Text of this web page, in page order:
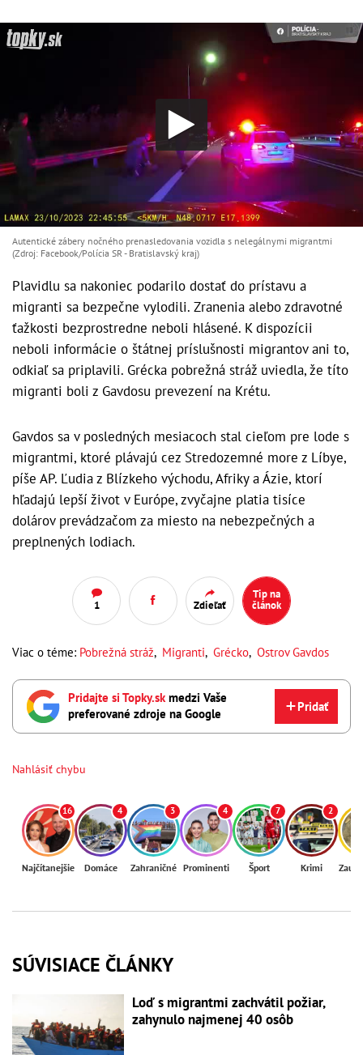
Autentické zábery nočného prenasledovania vozidla s nelegálnymi migrantmi
(Zdroj: Facebook/Polícia SR - Bratislavský kraj)
Plavidlu sa nakoniec podarilo dostať do prístavu a
migranti sa bezpečne vylodili. Zranenia alebo zdravotné
ťažkosti bezprostredne neboli hlásené. K dispozícii
neboli informácie o štátnej príslušnosti migrantov ani to,
odkiaľ sa priplavili. Grécka pobrežná stráž uviedla, že títo
migranti boli z Gavdosu prevezení na Krétu.
Gavdos sa v posledných mesiacoch stal cieľom pre lode s
migrantmi, ktoré plávajú cez Stredozemné more z Líbye,
píše AP. Ľudia z Blízkeho východu, Afriky a Ázie, ktorí
hľadajú lepší život v Európe, zvyčajne platia tisíce
dolárov prevádzačom za miesto na nebezpečných a
preplnených lodiach.
1 Zdieľať
Tip na
článok
Viac o téme: Pobrežná stráž, Migranti, Grécko, Ostrov Gavdos
Pridajte si Topky.skmedzi Vaše
preferované zdroje na Google
Pridať
Nahlásiť chybu
16
Najčítanejšie
4
Domáce
3
Zahraničné
4
Prominenti
7
Šport
2
Krimi
SÚVISIACE ČLÁNKY
Loď s migrantmi zachvátil požiar,
zahynulo najmenej 40 osôb